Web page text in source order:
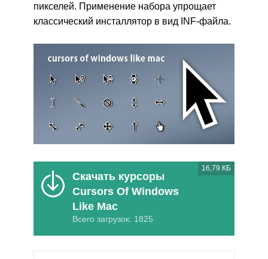
пикселей. Применение набора упрощает
классический инсталлятор в вид INF-файла.
Скачать курсоры
Cursors Of Windows
Like Mac
Всего загрузок: 1825
16,79 КБ